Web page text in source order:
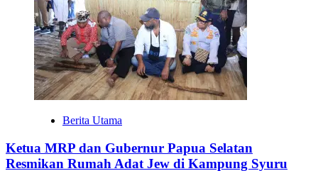
Berita Utama
Ketua MRP dan Gubernur Papua Selatan
Resmikan Rumah Adat Jew di Kampung Syuru